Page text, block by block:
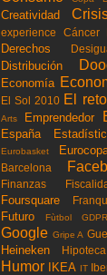
Creatividad
experience
Cáncer
Derechos
Distribución
Economía
El Sol 2010 El
Arts
Emprendedor
España
Eurobasket
Barcelona
Finanzas
Foursquare
Futuro Fùtbol GDPR
Google Gripe A
Heineken Hipoteca
Humor IKEA IT